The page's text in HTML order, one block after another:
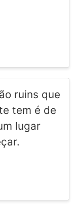
ruins que
tem é de
lugar